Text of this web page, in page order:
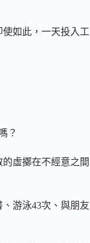
如此，一天投入工
？
虛擲在不經意之間
游泳43次、與朋友